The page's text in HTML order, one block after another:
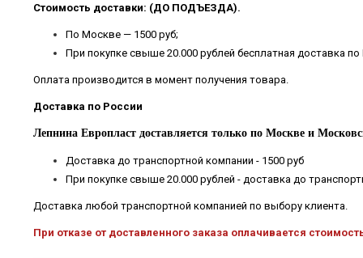
Стоимость доставки: (ДО ПОДЪЕЗДА).
По Москве — 1500 руб;
При покупке свыше 20.000 рублей бесплатная доставка
Оплата производится в момент получения товара.
Доставка по России
Лепнина Европласт доставляется только по Москве и
Доставка до транспортной компании - 1500 руб
При покупке свыше 20.000 рублей - доставка до
Доставка любой транспортной компанией по выбору клиента.
При отказе от доставленного заказа оплачивается